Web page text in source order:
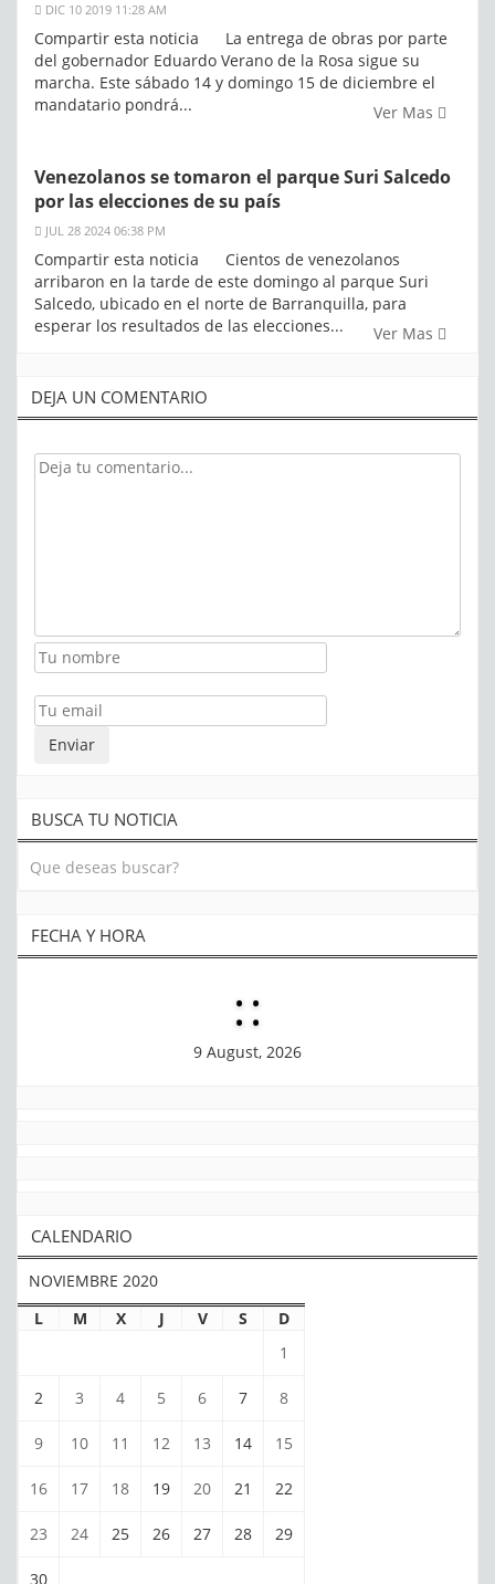
DIC 10 2019 11:28 AM
Compartir esta noticia La entrega de obras por parte
del gobernador Eduardo Verano de la Rosa sigue su
marcha. Este sábado 14 y domingo 15 de diciembre el
mandatario pondrá...
Ver Mas
Venezolanos se tomaron el parque Suri Salcedo
por las elecciones de su país
JUL 28 2024 06:38 PM
Compartir esta noticia Cientos de venezolanos
arribaron en la tarde de este domingo al parque Suri
Salcedo, ubicado en el norte de Barranquilla, para
esperar los resultados de las elecciones...
Ver Mas
DEJA UN COMENTARIO
BUSCA TU NOTICIA
FECHA Y HORA
::
9 August, 2026
CALENDARIO
NOVIEMBRE 2020
L
M X J V S
D
1
2 3 4 5 6 7 8
9 10 11 12 13 14 15
16 17 18 19 20 21 22
23 24 25 26 27 28 29
30